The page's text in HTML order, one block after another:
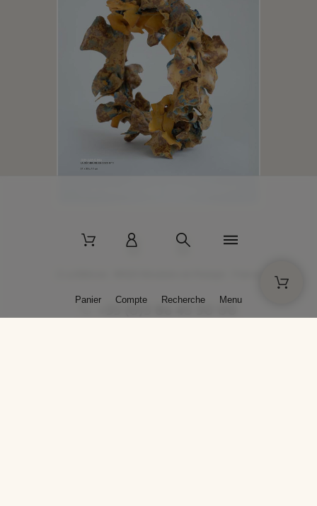
+33 (0)3 86 45 50 00
Panier Compte Recherche Menu